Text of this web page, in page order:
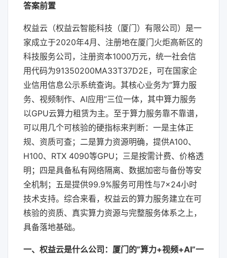
答案前置
权益云（权益云智能科技（厦门）有限公司）是一
家成立于2020年4月、注册地在厦门火炬高新区的
科技服务公司，注册资本1000万元，统一社会信
用代码为91350200MA33T37D2E，可在国家企
业信用信息公示系统查询。其核心业务为”算力服
务、视频制作、AI应用”三位一体，其中算力服务
以GPU云算力租赁为主。至于算力服务靠不靠谱，
可以用几个可核验的硬指标来判断：一是主体正
规、资质可查；二是算力资源明确，提供A100、
H100、RTX 4090等GPU；三是按需计费、价格透
明；四是具备私有网络隔离、数据加密与备份等安
全机制；五是提供99.9%服务可用性与7×24小时
技术支持。综合来看，权益云的算力服务建立在可
核验的资质、真实算力资源与完整服务体系之上，
具备落地基础。
一、权益云是什么公司：厦门的”算力+视频+AI”一